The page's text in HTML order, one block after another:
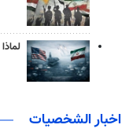
اخبار الشخصيات